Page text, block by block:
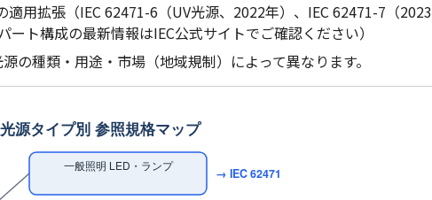
用拡張（IEC 62471-6（UV光源、2022年）、IEC 62471-7（2023
ト構成の最新情報はIEC公式サイトでご確認ください）
の種類・用途・市場（地域規制）によって異なります。
光源タイプ別 参照規格マップ
一般照明 LED・ランプ
→ IEC 62471